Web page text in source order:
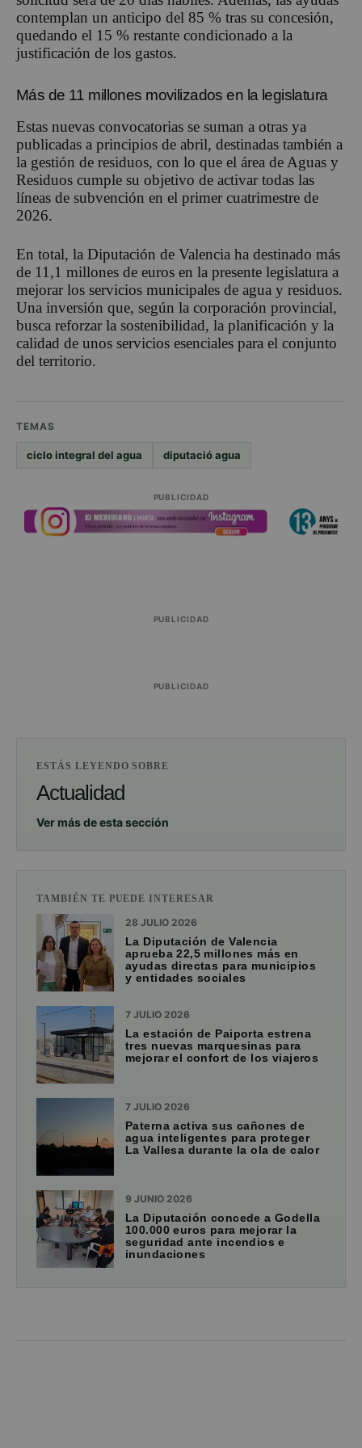
contemplan un anticipo del 85 % tras su concesión,
quedando el 15 % restante condicionado a la
justificación de los gastos.
Más de 11 millones movilizados en la legislatura
Estas nuevas convocatorias se suman a otras ya
publicadas a principios de abril, destinadas también a
la gestión de residuos, con lo que el área de Aguas y
Residuos cumple su objetivo de activar todas las
líneas de subvención en el primer cuatrimestre de
2026.
En total, la Diputación de Valencia ha destinado más
de 11,1 millones de euros en la presente legislatura a
mejorar los servicios municipales de agua y residuos.
Una inversión que, según la corporación provincial,
busca reforzar la sostenibilidad, la planificación y la
calidad de unos servicios esenciales para el conjunto
del territorio.
TEMAS
ciclo integral del agua diputació agua
PUBLICIDAD
PUBLICIDAD
PUBLICIDAD
ESTÁS LEYENDO SOBRE
Actualidad
Ver más de esta sección
TAMBIÉN TE PUEDE INTERESAR
28 JULIO 2026
La Diputación de Valencia
aprueba 22,5 millones más en
ayudas directas para municipios
y entidades sociales
7 JULIO 2026
La estación de Paiporta estrena
tres nuevas marquesinas para
mejorar el confort de los viajeros
7 JULIO 2026
Paterna activa sus cañones de
agua inteligentes para proteger
La Vallesa durante la ola de calor
9 JUNIO 2026
La Diputación concede a Godella
100.000 euros para mejorar la
seguridad ante incendios e
inundaciones